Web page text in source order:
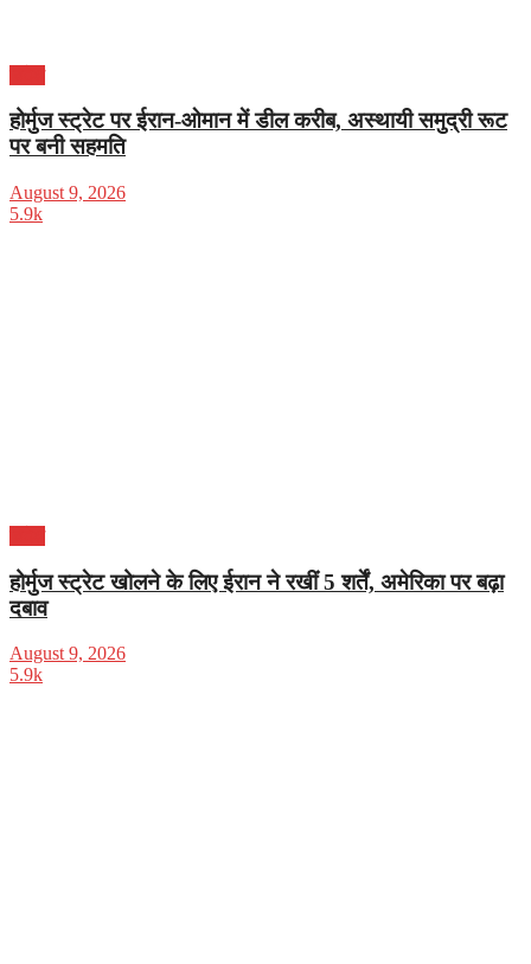
होर्मुज स्ट्रेट पर ईरान-ओमान में डील करीब, अस्थायी समुद्री रूट
पर बनी सहमति
August 9, 2026
5.9k
होर्मुज स्ट्रेट खोलने के लिए ईरान ने रखीं 5 शर्तें, अमेरिका पर बढ़ा
दबाव
August 9, 2026
5.9k